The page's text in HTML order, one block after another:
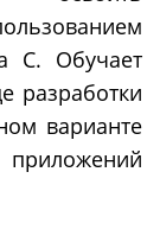
С. Обучает
разработки
варианте
приложений